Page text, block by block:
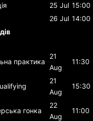
25 Jul 15:00
26 Jul 14:00
практика
21
Aug
11:30
21
Aug
15:30
гонка
22
Aug
11:00